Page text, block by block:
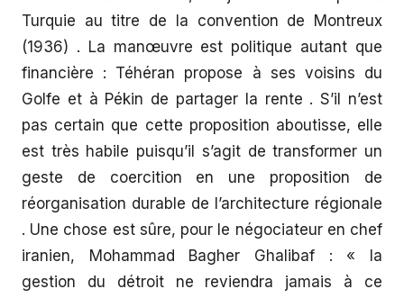
Turquie au titre de la convention de Montreux
(1936) . La manœuvre est politique autant que
financière : Téhéran propose à ses voisins du
Golfe et à Pékin de partager la rente . S’il n’est
pas certain que cette proposition aboutisse, elle
est très habile puisqu’il s’agit de transformer un
geste de coercition en une proposition de
réorganisation durable de l’architecture régionale
. Une chose est sûre, pour le négociateur en chef
iranien, Mohammad Bagher Ghalibaf : « la
gestion du détroit ne reviendra jamais à ce